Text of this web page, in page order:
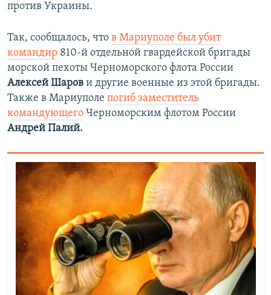
против Украины.
Так, сообщалось, что в Мариуполе был убит
командир 810-й отдельной гвардейской бригады
морской пехоты Черноморского флота России
Алексей Шаров и другие военные из этой бригады.
Также в Мариуполе погиб заместитель
командующего Черноморским флотом России
Андрей Палий.